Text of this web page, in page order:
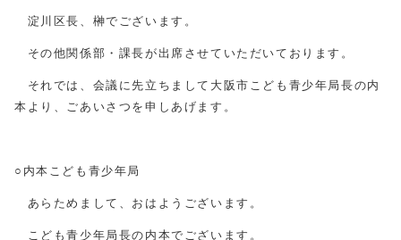
淀川区長、榊でございます。
その他関係部・課長が出席させていただいております。
それでは、会議に先立ちまして大阪市こども青少年局長の内
本より、ごあいさつを申しあげます。
○内本こども青少年局
あらためまして、おはようございます。
こども青少年局長の内本でございます。